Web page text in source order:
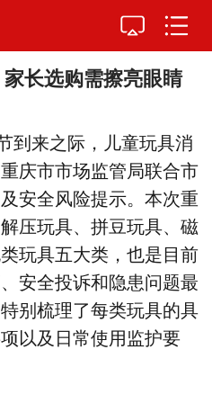
长选购需擦亮眼睛
到来之际，儿童玩具消
庆市市场监管局联合市
安全风险提示。本次重
压玩具、拼豆玩具、磁
玩具五大类，也是目前
安全投诉和隐患问题最
别梳理了每类玩具的具
以及日常使用监护要